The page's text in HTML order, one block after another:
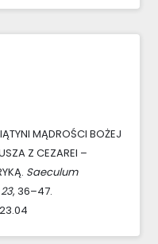
MĄDROŚCI BOŻEJ
Z CEZAREI –
Saeculum
23, 36–47.